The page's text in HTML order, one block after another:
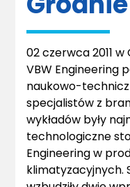
02 czerwca 2011
VBW Engineering
naukowo-
specjalistów z
wykładów były
technologiczne
Engineering w
klimatyzacyjnych.